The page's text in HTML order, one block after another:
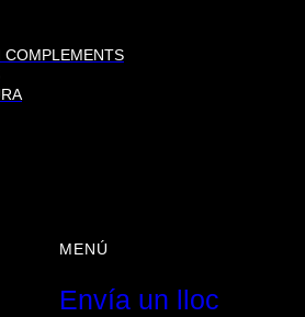
COMPLEMENTS
MENÚ
Envía un lloc